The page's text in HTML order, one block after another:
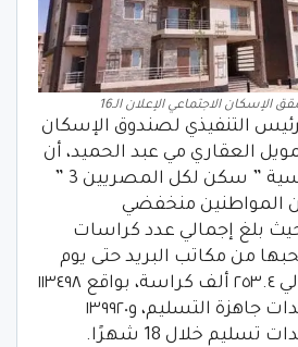
الاجتماعي الإعلان الـ16
التنفيذي لصندوق الإسكان
العقاري مي عبد الحميد، أن
إعلان المبادرة الرئاسية ” سكن لكل المصريين 3 ”
المواطنين منخفضي
بلغ إجمالي عدد كراسات
من مكاتب البريد حتى يوم
الثلاثاء الماضي حوالي ٢٥٣.٤ ألف كراسة، بواقع ١١٣٤٩٨
كراسة شروط للوحدات جاهزة التسليم، و١٣٩٩٢٠
خلال 18 شهرًا.